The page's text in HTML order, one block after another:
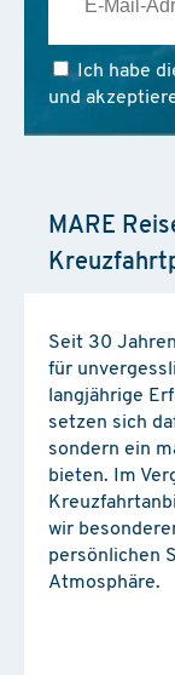
Ich habe
und
MARE
Seit 30
für
langjährige
setzen sich
sondern ein
bieten. Im
wir
persönlichen
Atmosphäre.